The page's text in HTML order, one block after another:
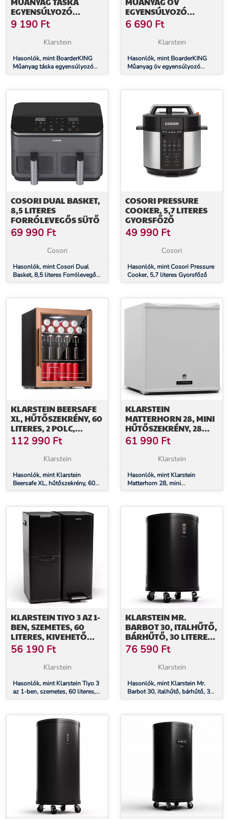
EGYENSÚLYOZÓ
DESZKÁRA, BENTI
DESZKÁRA, MŰANYAG
9 190 Ft
Klarstein
Hasonlók, mint BoarderKING
Műanyag táska egyensúlyozó
deszkára, benti deszkára,
EGYENSÚLYOZÓ
DESZKÁHOZ, BELTÉRI
DESZKÁHOZ, MŰANYAG
HENGEREKHEZ, 2 DB
6 690 Ft
Klarstein
Hasonlók, mint BoarderKING
Műanyag öv egyensúlyozó
deszkához, beltéri deszkához,
COSORI DUAL BASKET,
8,5 LITERES
FORRÓLEVEGŐS SÜTŐ
69 990 Ft
Cosori
Hasonlók, mint Cosori Dual
Basket, 8,5 literes Forrólevegős
Sütő
COSORI PRESSURE
COOKER, 5,7 LITERES
GYORSFŐZŐ
49 990 Ft
Cosori
Hasonlók, mint Cosori Pressure
Cooker, 5,7 literes Gyorsfőző
KLARSTEIN BEERSAFE
XL, HŰTŐSZEKRÉNY, 60
LITERES, 2 POLC,
DUPLA HŐSZIGETELT
PANORÁMAAJTÓ,
ROZSDAMENTES ACÉL
112 990 Ft
Klarstein
Hasonlók, mint Klarstein
Beersafe XL, hűtőszekrény, 60
literes, 2 polc, dupla hőszigetelt
acél
KLARSTEIN
MATTERHORN 28, MINI
HŰTŐSZEKRÉNY, 28
LITERES, 35 DB,
KOMPAKT, ZÁRHATÓ
61 990 Ft
Klarstein
Hasonlók, mint Klarstein
Matterhorn 28, mini
hűtőszekrény, 28 literes, 35 dB,
KLARSTEIN TIYO 3 AZ 1-
BEN, SZEMETES, 60
LITERES, KIVEHETŐ
KOSÁR, PUHA
ZÁRÓDÁSÚ
56 190 Ft
Klarstein
Hasonlók, mint Klarstein Tiyo 3
az 1-ben, szemetes, 60 literes,
kivehető kosár, puha záródású
KLARSTEIN MR.
BARBOT 30, ITALHŰTŐ,
BÁRHŰTŐ, 30 LITERES,
0-16 °C, MOBIL
76 590 Ft
Klarstein
Hasonlók, mint Klarstein Mr.
Barbot 30, italhűtő, bárhűtő, 30
literes, 0-16 °C, mobil